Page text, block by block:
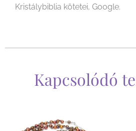
Kristálybiblia kötetei, Google.
Kapcsolódó